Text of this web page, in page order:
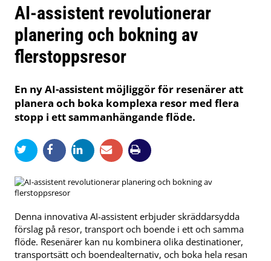
AI-assistent revolutionerar
planering och bokning av
flerstoppsresor
En ny AI-assistent möjliggör för resenärer att
planera och boka komplexa resor med flera
stopp i ett sammanhängande flöde.
Denna innovativa AI-assistent erbjuder skräddarsydda
förslag på resor, transport och boende i ett och samma
flöde. Resenärer kan nu kombinera olika destinationer,
transportsätt och boendealternativ, och boka hela resan